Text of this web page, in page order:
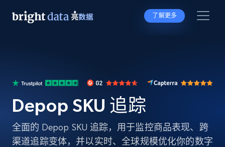
了解更多
Depop SKU 追踪
全面的 Depop SKU 追踪，用于监控商品表现、跨
渠道追踪变体，并以实时、全球规模优化你的数字